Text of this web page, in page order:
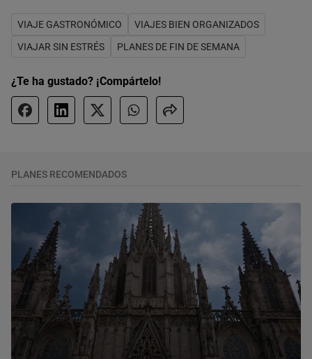
VIAJE GASTRONÓMICO
VIAJES BIEN ORGANIZADOS
VIAJAR SIN ESTRÉS
PLANES DE FIN DE SEMANA
¿Te ha gustado? ¡Compártelo!
PLANES RECOMENDADOS